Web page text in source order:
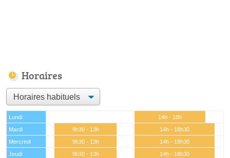
Horaires
Lundi
14h - 18h
Mardi
9h30 - 13h
14h - 18h30
Mercredi
9h30 - 13h
14h - 18h30
Jeudi
9h30 - 13h
14h - 18h30